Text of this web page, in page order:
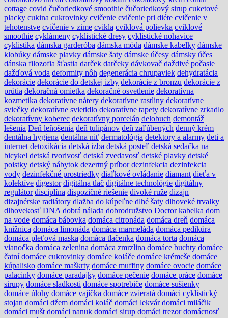
cottage covid čučoriedkové smoothie čučoriedkový sirup cuketové
placky cukina cukrovinky cvičenie cvičenie pri diéte cvičenie v
tehotenstve cvičenie v zime cvikla cviklová polievka cviklové
smoothie cyklámeny cyklistické dresy cyklistické nohavice
cyklistika dámska garderóba dámska móda dámske kabelky dámske
klobúky dámske plavky dámske šaty dámske účesy dámsky účes
dánska filozofia šťastia darček darčeky dávkovač daždivé počasie
dažďová voda deformity nôh degenerácia chrupaviek dehydratácia
dekorácie dekorácie do detskej izby dekorácie z bronzu dekorácie z
prútia dekoračná omietka dekoračné osvetlenie dekoratívna
kozmetika dekoratívne nátery dekoratívne rastliny dekoratívne
sviečky dekoratívne svietidlo dekoratívne tapety dekoratívne zrkadlo
dekoratívny koberec dekoratívny porcelán delobuch demontáž
lešenia Deň leňošenia deň tulipánov deň zaľúbených denný krém
dentálna hygiena dentálna niť dermatológia detektory a alarmy deti a
internet detoxikácia detská izba detská posteľ detská sedačka na
bicykel detská tvorivosť detská zvedavosť detské plavky detské
poistky detský nábytok dezertný príbor dezinfekcia dezinfekcia
vody dezinfekčné prostriedky diaľkové ovládanie diamant dieťa v
kolektíve digestor digitálna tlač digitálne technológie digitálny
regulátor disciplína dispozičné riešenie divoké ruže dizajn
dizajnérske radiátory dlažba do kúpeľne dlhé šaty dlhoveké trvalky
dlhovekosť DNA dobrá nálada dobrodružstvo Doctor kabelka dom
na vode domáca bábovka domáca citronáda domáca dreň domáca
knižnica domáca limonáda domáca marmeláda domáca pedikúra
domáca pleťová maska domáca tlačenka domáca torta domáca
vianočka domáca zelenina domáca zmrzlina domáce buchty domáce
čatní domáce cukrovinky domáce koláče domáce krémeše domáce
kúpalisko domáce maškrty domáce muffiny domáce ovocie domáce
palacinky domáce paradajky domáce pečenie domáce práce domáce
sirupy domáce sladkosti domáce spotrebiče domáce sušienky
domáce úlohy domáce vajíčka domáce zvieratá domáci cyklistický
stojan domáci džem domáci koláč domáci lekvár domáci miláčik
domáci mušt domáci nanuk domáci sirup domáci trezor domácnosť